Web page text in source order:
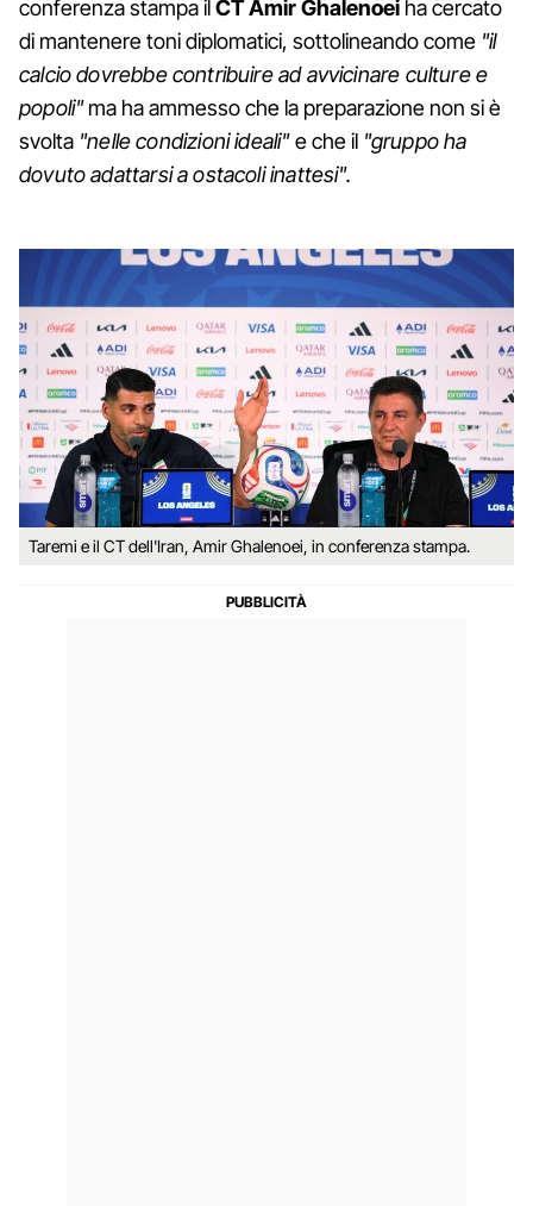
conferenza stampa ilCTAmir Ghalenoei ha cercato
di mantenere toni diplomatici, sottolineando come "il
calcio dovrebbe contribuire ad avvicinare culture e
popoli"ma ha ammesso che la preparazione non si è
svolta "nelle condizioni ideali"e che il "gruppo ha
dovuto adattarsi a ostacoli inattesi".
Taremi e il CT dell'Iran, Amir Ghalenoei, in conferenza stampa.